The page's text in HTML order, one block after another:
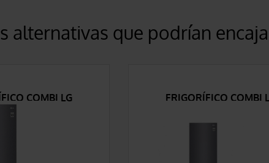
alternativas que podrían
COMBI LG
FRIGORÍFICO COMBI